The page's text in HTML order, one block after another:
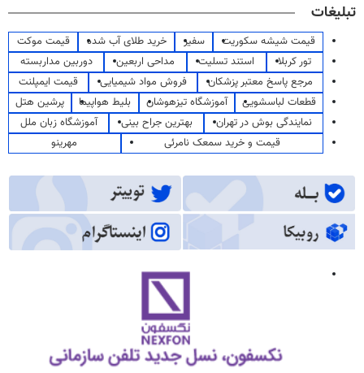
تبلیغات
قیمت شیشه سکوریت سفیر خرید طلای آب شده
قیمت موکت
تور کربلا
استند تسلیت مداحی اربعین
دوربین مداربسته
مرجع پاسخ معتبر پزشکان
فروش مواد شیمیایی
قیمت ایمپلنت
قطعات لباسشویی
آموزشگاه تیزهوشان بلیط هواپیما
پرشین هتل
نمایندگی بوش در تهران
بهترین جراح بینی
آموزشگاه زبان ملل
قیمت و خرید سمعک نامرئی
مهرینو